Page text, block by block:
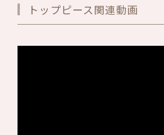
トップピース関連動画